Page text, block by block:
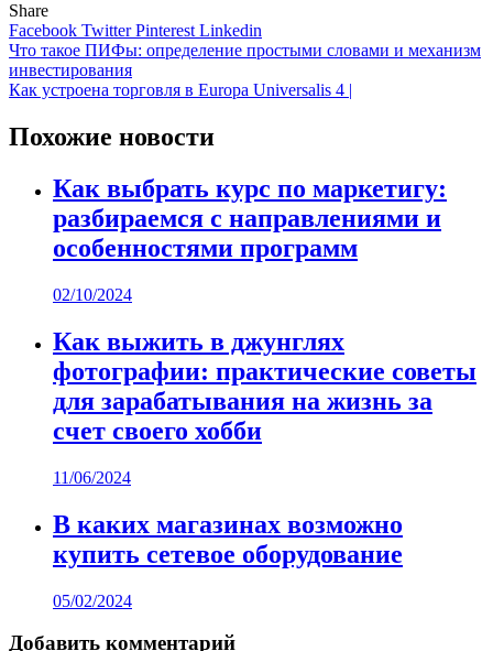
Share
Facebook TwitterPinterest Linkedin
Навигация
по
Что такое ПИФы: определение простыми словами и механизм
инвестирования
Как устроена торговля в Europa Universalis 4 |
Похожие новости
Как выбрать курс по маркетигу:
разбираемся с направлениями и
особенностями программ
02/10/2024
Как выжить в джунглях
фотографии: практические советы
для зарабатывания на жизнь за
счет своего хобби
11/06/2024
В каких магазинах возможно
купить сетевое оборудование
05/02/2024
Добавить комментарий